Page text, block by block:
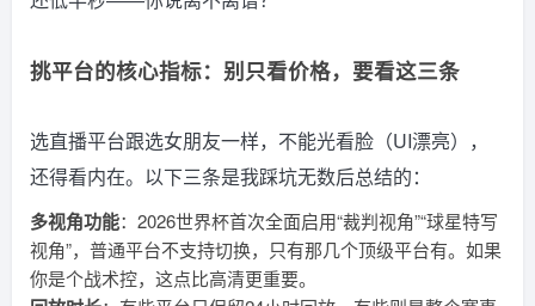
挑平台的核心指标：别只看价格，要看这三条
选直播平台跟选女朋友一样，不能光看脸（UI漂亮），
还得看内在。以下三条是我踩坑无数后总结的：
多视角功能：2026世界杯首次全面启用“裁判视角”“球星特写
视角”，普通平台不支持切换，只有那几个顶级平台有。如果
你是个战术控，这点比高清更重要。